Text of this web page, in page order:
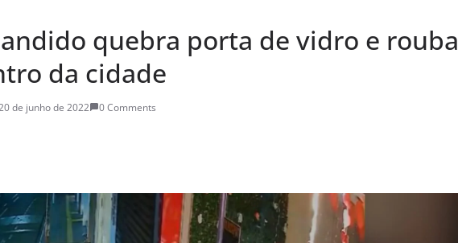
quebra porta de vidro e rouba
da cidade
de junho de 2022 0 Comments